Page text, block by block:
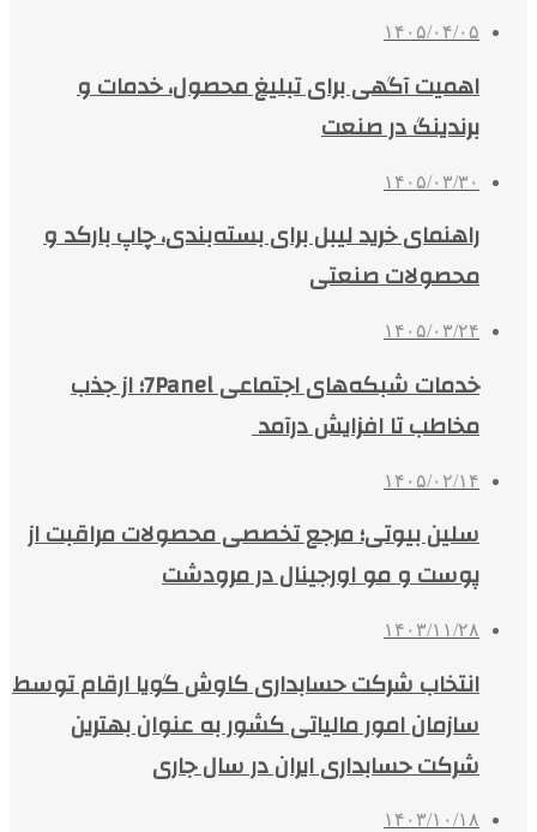
۱۴۰۵/۰۴/۰۵
اهمیت آگهی برای تبلیغ محصول، خدمات و
برندینگ در صنعت
۱۴۰۵/۰۳/۳۰
راهنمای خرید لیبل برای بسته‌بندی، چاپ بارکد و
محصولات صنعتی
۱۴۰۵/۰۳/۲۴
خدمات شبکه‌های اجتماعی 7Panel؛ از جذب
مخاطب تا افزایش درآمد
۱۴۰۵/۰۲/۱۴
سلین بیوتی؛ مرجع تخصصی محصولات مراقبت از
پوست و مو اورجینال در مرودشت
۱۴۰۳/۱۱/۲۸
انتخاب شرکت حسابداری کاوش گویا ارقام توسط
سازمان امور مالیاتی کشور به عنوان بهترین
شرکت حسابداری ایران در سال جاری
۱۴۰۳/۱۰/۱۸